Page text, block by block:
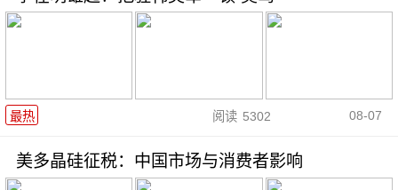
最热 阅读 5302 08-07
美多晶硅征税：中国市场与消费者影响